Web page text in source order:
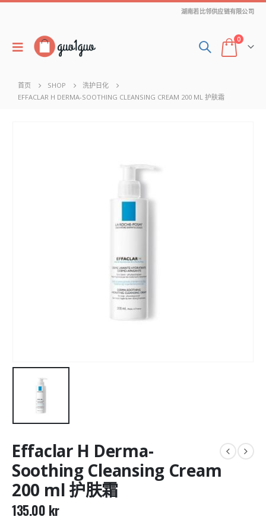
湖南若比邻供应链有限公司
0
首页 SHOP
洗护日化
EFFACLAR H DERMA-SOOTHING CLEANSING CREAM 200 ML 护肤霜
Effaclar H Derma-
Soothing Cleansing Cream
200 ml 护肤霜
135.00 kr